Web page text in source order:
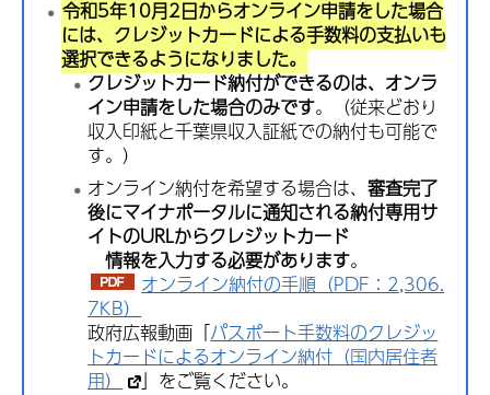
令和5年10月2日からオンライン申請をした場合
には、クレジットカードによる手数料の支払いも
選択できるようになりました。
クレジットカード納付ができるのは、オンラ
イン申請をした場合のみです。（従来どおり
収入印紙と千葉県収入証紙での納付も可能で
す。）
オンライン納付を希望する場合は、審査完了
後にマイナポータルに通知される納付専用サ
イトのURLからクレジットカード
情報を入力する必要があります。
オンライン納付の手順（PDF：2,306.
7KB）
政府広報動画「パスポート手数料のクレジッ
トカードによるオンライン納付（国内居住者
用）
」をご覧ください。